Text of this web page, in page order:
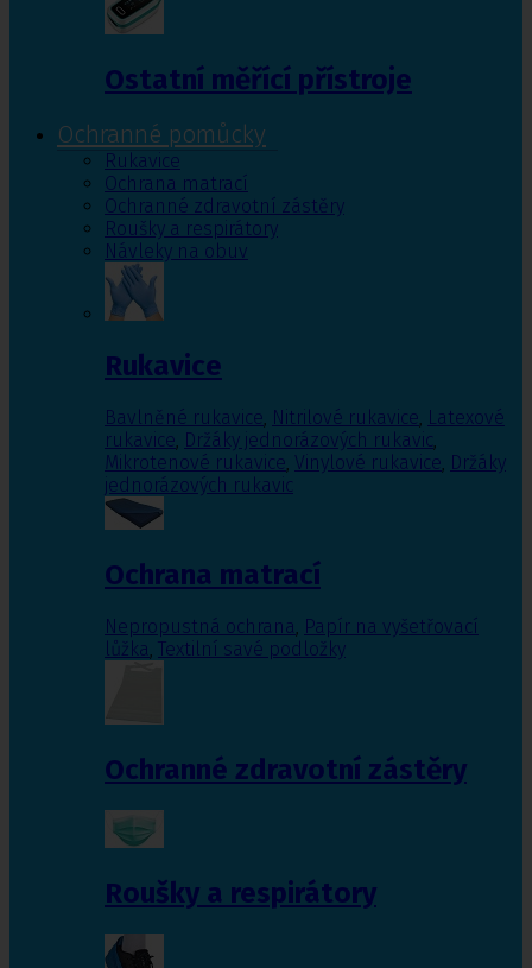
Ostatní měřící přístroje
Ochranné pomůcky
Rukavice
Ochrana matrací
Ochranné zdravotní zástěry
Roušky a respirátory
Návleky na obuv
Rukavice
Bavlněné rukavice, Nitrilové rukavice, Latexové
rukavice, Držáky jednorázových rukavic,
Mikrotenové rukavice, Vinylové rukavice, Držáky
jednorázových rukavic
Ochrana matrací
Nepropustná ochrana, Papír na vyšetřovací
lůžka, Textilní savé podložky
Ochranné zdravotní zástěry
Roušky a respirátory